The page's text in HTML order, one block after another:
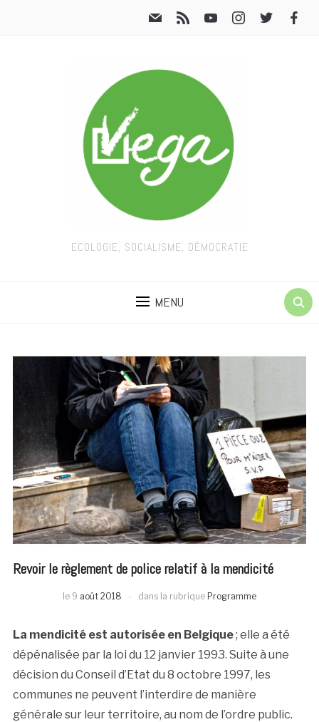
ECOLOGIE, SOCIALISME, DÉMOCRATIE
MENU
Revoir le règlement de police relatif à la mendicité
le 9 août 2018 dans la rubrique Programme
La mendicité est autorisée en Belgique; elle a été
dépénalisée par la loi du 12 janvier 1993. Suite à une
décision du Conseil d’Etat du 8 octobre 1997, les
communes ne peuvent l’interdire de manière
générale sur leur territoire, au nom de l’ordre public.